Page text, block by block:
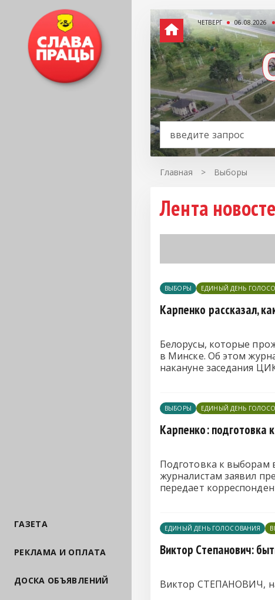
ГАЗЕТА
РЕКЛАМА И ОПЛАТА
ДОСКА ОБЪЯВЛЕНИЙ
ЧЕТВЕРГ 06.08.2026
Главная > Выборы
Лента
ВЫБОРЫ ЕДИНЫЙ ДЕНЬ
Карпенко рассказал,
Белорусы, которые
в Минске. Об этом
накануне заседания
ВЫБОРЫ ЕДИНЫЙ ДЕНЬ
Карпенко: подготовка
Подготовка к выборам
журналистам заявил
передает
ЕДИНЫЙ ДЕНЬ ГОЛОСОВАНИЯ
Виктор Степанович:
Виктор СТЕПАНОВИЧ,